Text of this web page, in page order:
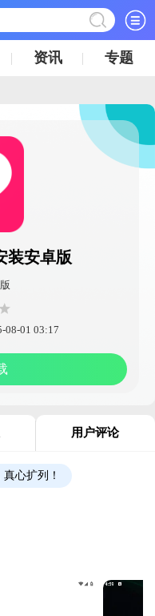
资讯 专题
装安卓版
08-01 03:17
用户评论
心扩列！